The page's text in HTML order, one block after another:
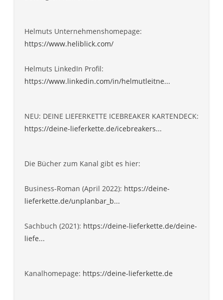
Helmuts Unternehmenshomepage:
https://www.heliblick.com/
Helmuts LinkedIn Profil:
https://www.linkedin.com/in/helmutleitne...
NEU: DEINE LIEFERKETTE ICEBREAKER KARTENDECK:
https://deine-lieferkette.de/icebreakers...
Die Bücher zum Kanal gibt es hier:
Business-Roman (April 2022): https://deine-
lieferkette.de/unplanbar_b...
Sachbuch (2021): https://deine-lieferkette.de/deine-
liefe...
Kanalhomepage: https://deine-lieferkette.de